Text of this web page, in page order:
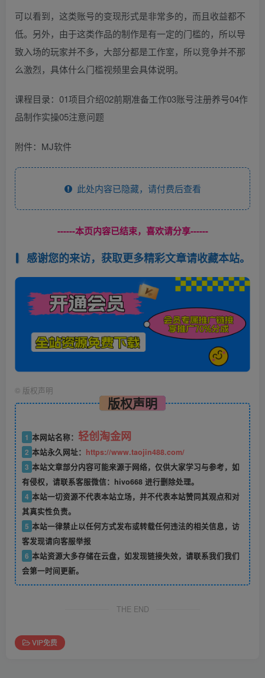
可以看到，这类账号的变现形式是非常多的，而且收益都不
低。另外，由于这类作品的制作是有一定的门槛的，所以导
致入场的玩家并不多，大部分都是工作室，所以竞争并不那
么激烈，具体什么门槛视频里会具体说明。
课程目录：01项目介绍02前期准备工作03账号注册养号04作
品制作实操05注意问题
附件：MJ软件
此处内容已隐藏，请付费后查看
------本页内容已结束，喜欢请分享------
感谢您的来访，获取更多精彩文章请收藏本站。
© 版权声明
版权声明
1 本网站名称： 轻创淘金网
2 本站永久网址： https://www.taojin488.com/
3 本站文章部分内容可能来源于网络，仅供大家学习与参考，如
有侵权，请联系客服微信：hivo668 进行删除处理。
4 本站一切资源不代表本站立场，并不代表本站赞同其观点和对
其真实性负责。
5 本站一律禁止以任何方式发布或转载任何违法的相关信息，访
客发现请向客服举报
6 本站资源大多存储在云盘，如发现链接失效，请联系我们我们
会第一时间更新。
THE END
VIP免费